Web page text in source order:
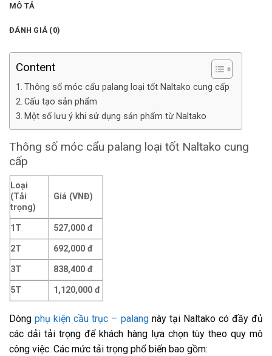
MÔ TẢ
ĐÁNH GIÁ (0)
Content
Thông số móc cẩu palang loại tốt Naltako cung cấp
Cấu tạo sản phẩm
Một số lưu ý khi sử dụng sản phẩm từ Naltako
Thông số móc cẩu palang loại tốt Naltako cung
cấp
Loại
(Tải
trọng)
Giá (VNĐ)
1T
527,000 đ
2T
692,000 đ
3T
838,400 đ
5T
1,120,000 đ
Dòngphụ kiện cầu trục – palangnày tại Naltako có đầy đủ
các dải tải trọng để khách hàng lựa chọn tùy theo quy mô
công việc. Các mức tải trọng phổ biến bao gồm: